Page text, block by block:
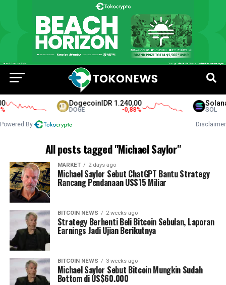
DogecoinIDR 1.240,00
DOGE -0,88 %
Solana
SOL
Powered By Disclaimer
All posts tagged "Michael Saylor"
MARKET 2 days ago
Michael Saylor Sebut ChatGPT Bantu Strategy
Rancang Pendanaan US$15 Miliar
BITCOIN NEWS 2 weeks ago
Strategy Berhenti Beli Bitcoin Sebulan, Laporan
Earnings Jadi Ujian Berikutnya
BITCOIN NEWS 3 weeks ago
Michael Saylor Sebut Bitcoin Mungkin Sudah
Bottom di US$60.000